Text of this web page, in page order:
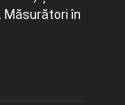
Măsurători în